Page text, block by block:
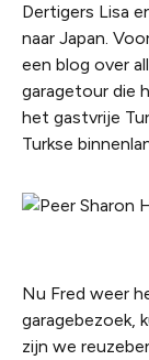
Dertigers Lisa
naar Japan.
een blog over
garagetour die
het gastvrije
Turkse
Nu Fred weer
garagebezoek,
zijn we